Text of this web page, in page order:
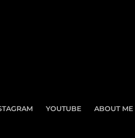
YOUTUBE ABOUT ME